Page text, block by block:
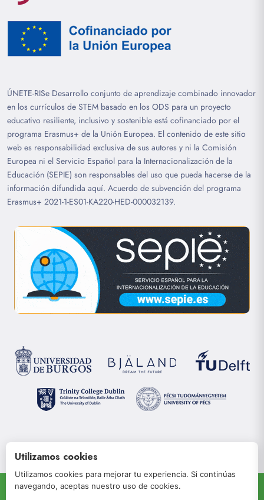
ÚNETE-RISe Desarrollo conjunto de aprendizaje combinado innovador
en los currículos de STEM basado en los ODS para un proyecto
educativo resiliente, inclusivo y sostenible está cofinanciado por el
programa Erasmus+ de la Unión Europea. El contenido de este sitio
web es responsabilidad exclusiva de sus autores y ni la Comisión
Europea ni el Servicio Español para la Internacionalización de la
Educación (SEPIE) son responsables del uso que pueda hacerse de la
información difundida aquí. Acuerdo de subvención del programa
Erasmus+ 2021-1-ES01-KA220-HED-000032139.
Utilizamos cookies
Utilizamos cookies para mejorar tu experiencia. Si continúas
navegando, aceptas nuestro uso de cookies.